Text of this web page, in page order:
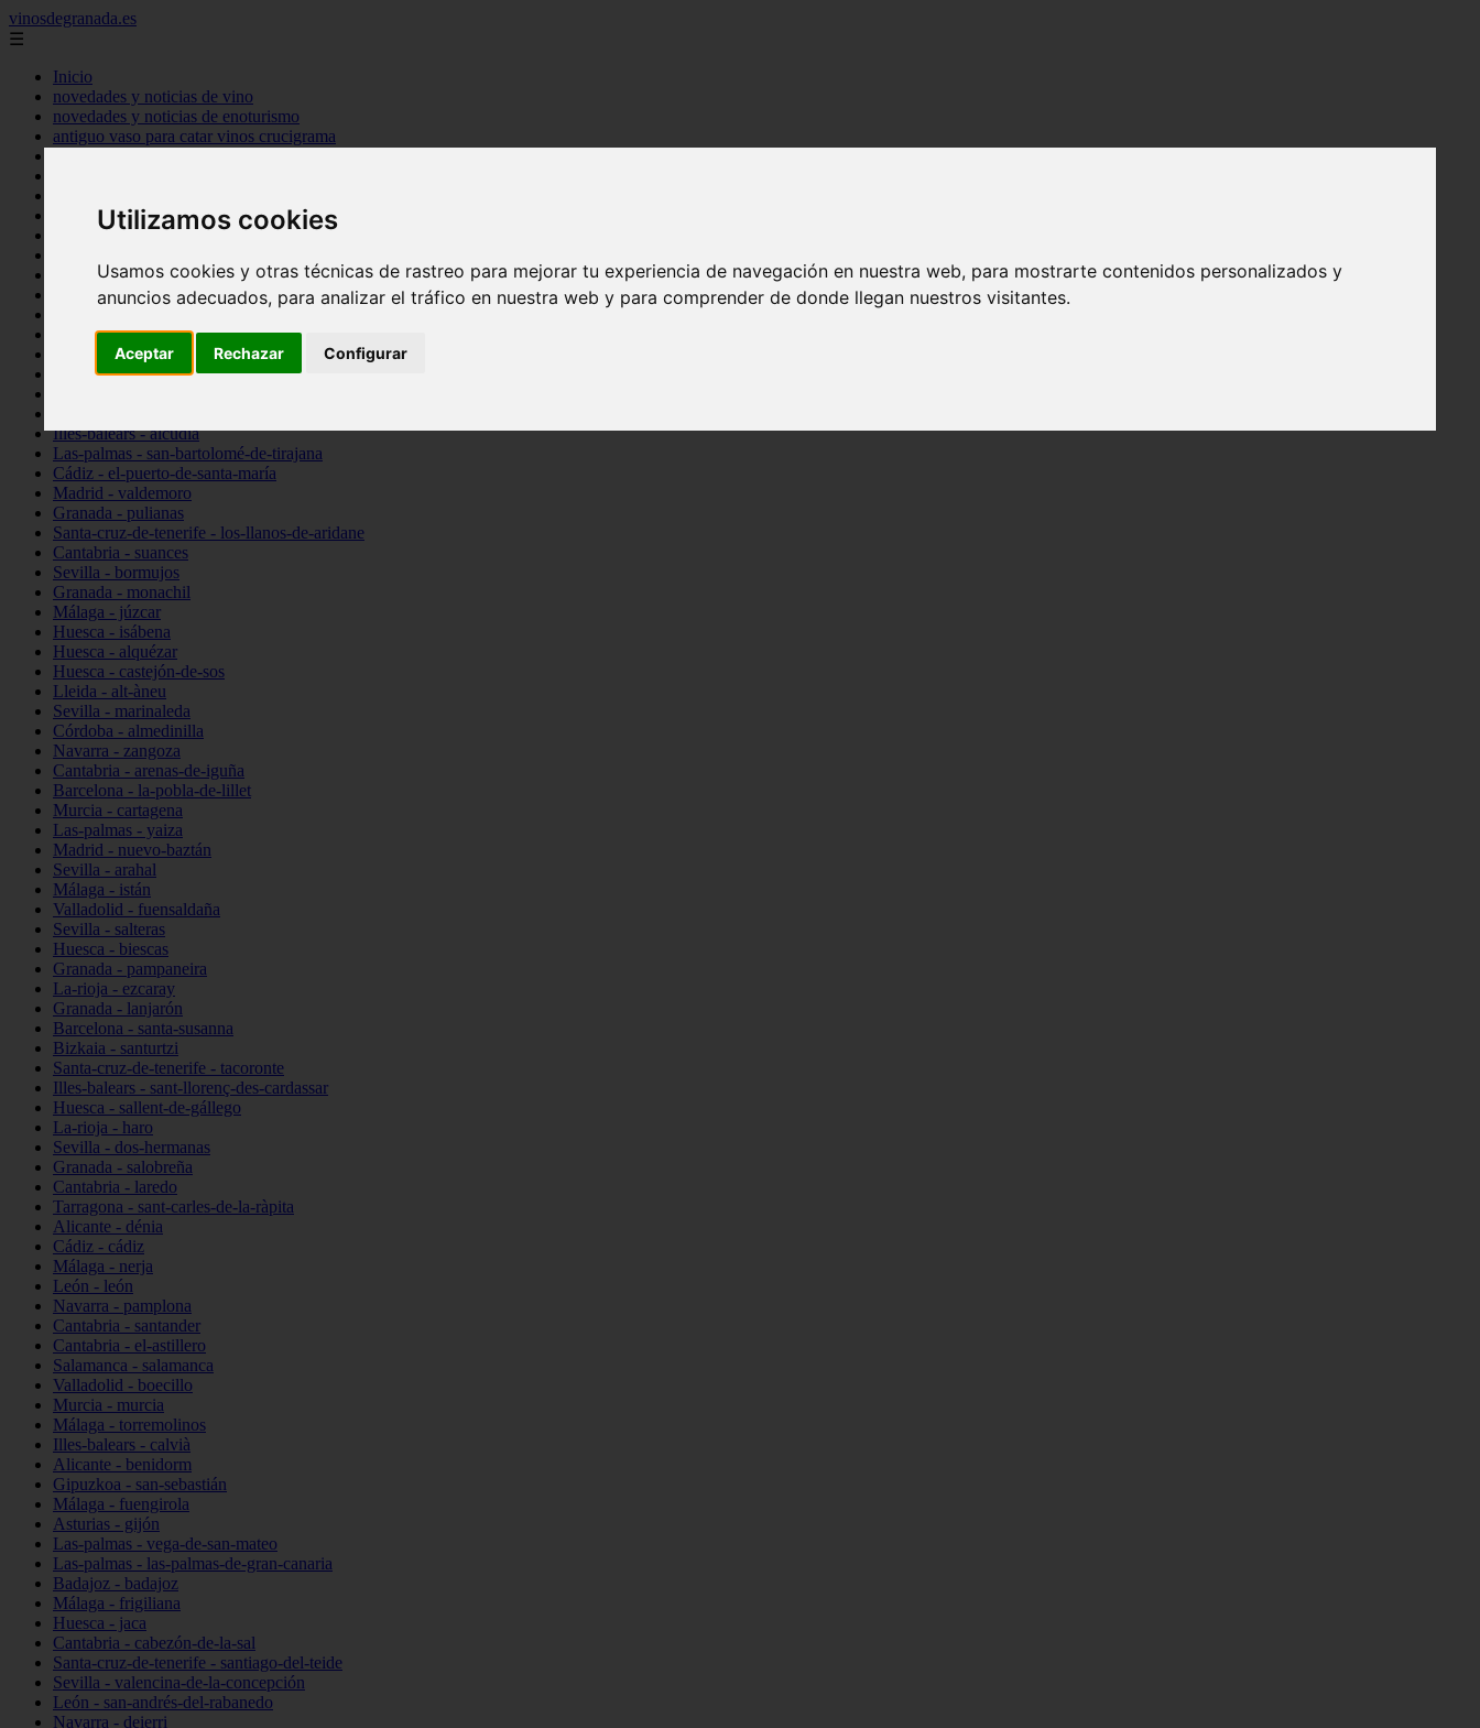
Utilizamos cookies
Usamos cookies y otras técnicas de rastreo para mejorar tu experiencia de navegación en nuestra web, para mostrarte contenidos personalizados y
anuncios adecuados, para analizar el tráfico en nuestra web y para comprender de donde llegan nuestros visitantes.
Aceptar Rechazar Configurar
vinosdegranada.es
☰
Inicio
novedades y noticias de vino
novedades y noticias de enoturismo
antiguo vaso para catar vinos crucigrama
Sevilla - sevilla
Barcelona - barcelona
Santa-cruz-de-tenerife - guía-de-isora
La-rioja - casalarreina
Almería - roquetas-de-mar
Illes-balears - alcúdia
Las-palmas - san-bartolomé-de-tirajana
Cádiz - el-puerto-de-santa-maría
Madrid - valdemoro
Granada - pulianas
Santa-cruz-de-tenerife - los-llanos-de-aridane
Cantabria - suances
Sevilla - bormujos
Granada - monachil
Málaga - júzcar
Huesca - isábena
Huesca - alquézar
Huesca - castejón-de-sos
Lleida - alt-àneu
Sevilla - marinaleda
Córdoba - almedinilla
Navarra - zangoza
Cantabria - arenas-de-iguña
Barcelona - la-pobla-de-lillet
Murcia - cartagena
Las-palmas - yaiza
Madrid - nuevo-baztán
Sevilla - arahal
Málaga - istán
Valladolid - fuensaldaña
Sevilla - salteras
Huesca - biescas
Granada - pampaneira
La-rioja - ezcaray
Granada - lanjarón
Barcelona - santa-susanna
Bizkaia - santurtzi
Santa-cruz-de-tenerife - tacoronte
Illes-balears - sant-llorenç-des-cardassar
Huesca - sallent-de-gállego
La-rioja - haro
Sevilla - dos-hermanas
Granada - salobreña
Cantabria - laredo
Tarragona - sant-carles-de-la-ràpita
Alicante - dénia
Cádiz - cádiz
Málaga - nerja
León - león
Navarra - pamplona
Cantabria - santander
Cantabria - el-astillero
Salamanca - salamanca
Valladolid - boecillo
Murcia - murcia
Málaga - torremolinos
Illes-balears - calvià
Alicante - benidorm
Gipuzkoa - san-sebastián
Málaga - fuengirola
Asturias - gijón
Las-palmas - vega-de-san-mateo
Las-palmas - las-palmas-de-gran-canaria
Badajoz - badajoz
Málaga - frigiliana
Huesca - jaca
Cantabria - cabezón-de-la-sal
Santa-cruz-de-tenerife - santiago-del-teide
Sevilla - valencina-de-la-concepción
León - san-andrés-del-rabanedo
Navarra - deierri